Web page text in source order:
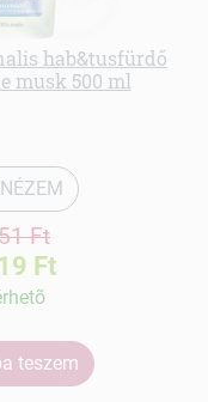
hab&tusfürdő
musk 500 ml
Ft
Ft
teszem